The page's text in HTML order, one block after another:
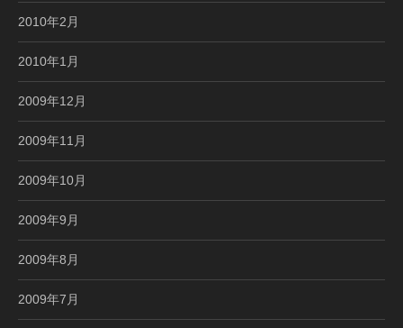
2010年2月
2010年1月
2009年12月
2009年11月
2009年10月
2009年9月
2009年8月
2009年7月